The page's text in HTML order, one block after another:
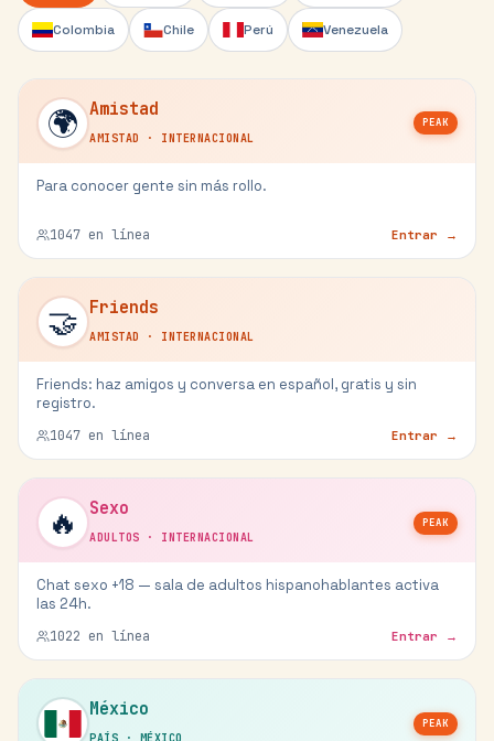
Colombia Chile Perú Venezuela
🌍 Amistad
AMISTAD · INTERNACIONAL
PEAK
Para conocer gente sin más rollo.
1047 en línea Entrar →
🤝 Friends
AMISTAD · INTERNACIONAL
Friends: haz amigos y conversa en español, gratis y sin
registro.
1047 en línea Entrar →
🔥 Sexo
ADULTOS · INTERNACIONAL
PEAK
Chat sexo +18 — sala de adultos hispanohablantes activa
las 24h.
1022 en línea Entrar →
México
PEAK